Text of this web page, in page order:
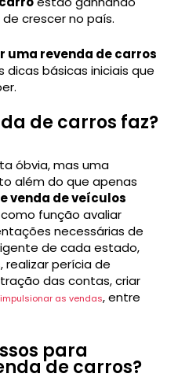
crescer no país.
uma revenda de carros
básicas iniciais que
de carros faz?
óbvia, mas uma
além do que apenas
venda de veículos
função avaliar
necessárias de
de cada estado,
perícia de
das contas, criar
as vendas, entre
para
de carros?